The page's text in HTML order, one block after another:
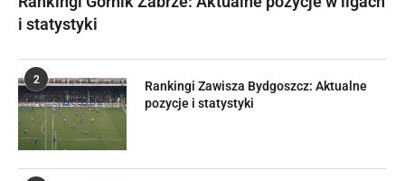
i statystyki
2
Rankingi Zawisza Bydgoszcz: Aktualne
pozycje i statystyki